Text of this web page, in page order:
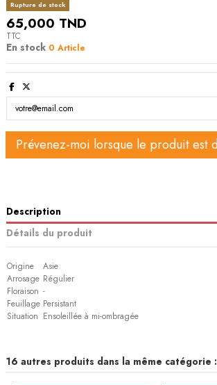
Rupture de stock
65,000 TND
TTC
En stock 0 Article
Description
Détails du produit
Origine
Asie
Arrosage Régulier
Floraison -
Feuillage Persistant
Situation Ensoleillée à mi-ombragée
16 autres produits dans la même catégorie :